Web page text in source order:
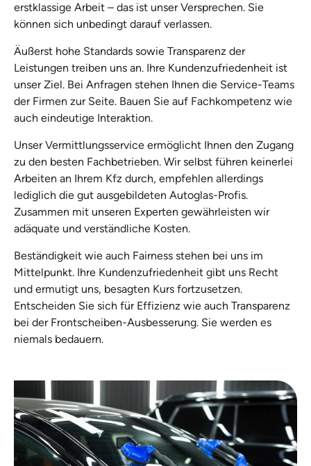
erstklassige Arbeit – das ist unser Versprechen. Sie
können sich unbedingt darauf verlassen.
Äußerst hohe Standards sowie Transparenz der
Leistungen treiben uns an. Ihre Kundenzufriedenheit ist
unser Ziel. Bei Anfragen stehen Ihnen die Service-Teams
der Firmen zur Seite. Bauen Sie auf Fachkompetenz wie
auch eindeutige Interaktion.
Unser Vermittlungsservice ermöglicht Ihnen den Zugang
zu den besten Fachbetrieben. Wir selbst führen keinerlei
Arbeiten an Ihrem Kfz durch, empfehlen allerdings
lediglich die gut ausgebildeten Autoglas-Profis.
Zusammen mit unseren Experten gewährleisten wir
adäquate und verständliche Kosten.
Beständigkeit wie auch Fairness stehen bei uns im
Mittelpunkt. Ihre Kundenzufriedenheit gibt uns Recht
und ermutigt uns, besagten Kurs fortzusetzen.
Entscheiden Sie sich für Effizienz wie auch Transparenz
bei der Frontscheiben-Ausbesserung. Sie werden es
niemals bedauern.